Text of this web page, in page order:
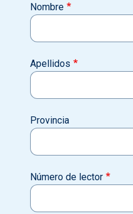
Nombre
Apellidos
Provincia
Número de lector